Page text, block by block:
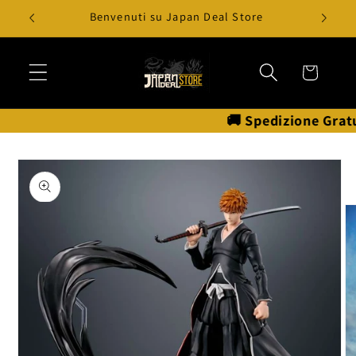
direttamente
ai contenuti
Benvenuti su Japan Deal Store
Carrello
🚚 Spedizione
Passa alle
informazioni
sul prodotto